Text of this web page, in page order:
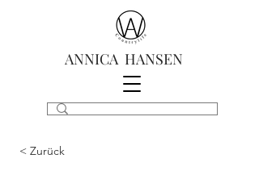
ANNICA HANSEN
< Zurück